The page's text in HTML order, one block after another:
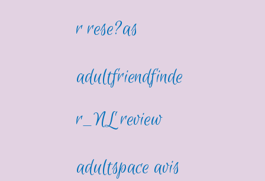
r rese?as
adultfriendfinde
r_NL review
adultspace avis